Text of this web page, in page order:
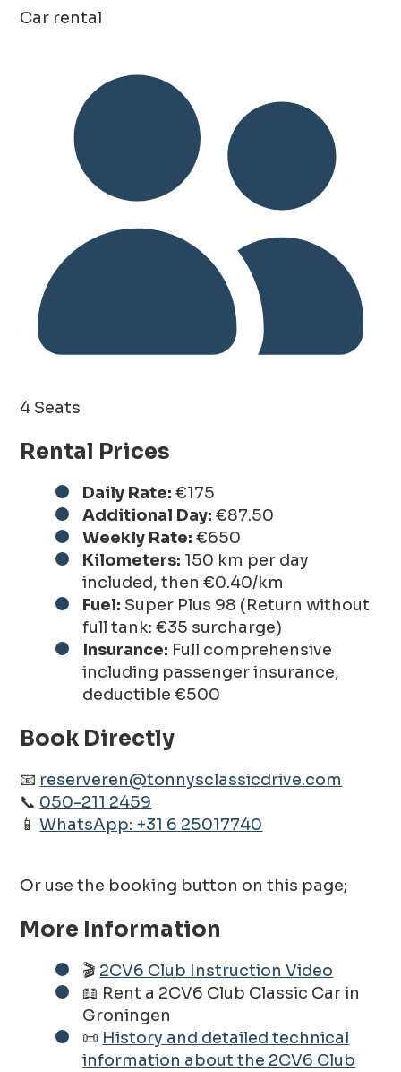
Car rental
4 Seats
Rental Prices
Daily Rate: €175
Additional Day: €87.50
Weekly Rate: €650
Kilometers: 150 km per day
included, then €0.40/km
Fuel: Super Plus 98 (Return without
full tank: €35 surcharge)
Insurance: Full comprehensive
including passenger insurance,
deductible €500
Book Directly
📧 reserveren@tonnysclassicdrive.com
📞 050-211 2459
📱WhatsApp: +31 6 25017740
Or use the booking button on this page;
More Information
🎬 2CV6 Club Instruction Video
📖 Rent a 2CV6 Club Classic Car in
Groningen
📜 History and detailed technical
information about the 2CV6 Club